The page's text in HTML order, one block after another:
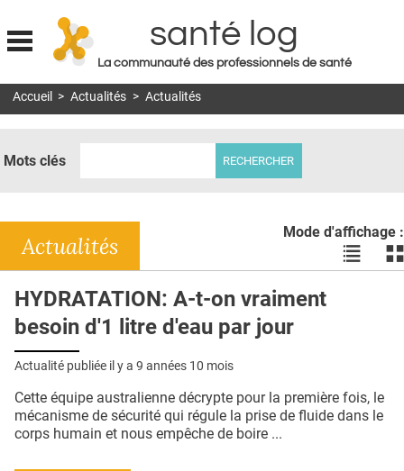
Jump to navigation
santé log
La communauté des professionnels de santé
MON COMPTE
DOSSIERS
RÉSEAUX
E-REVUE SAD
QUI SOMMES-NOUS ?
Accueil > Actualités > Actualités
Mots clés
Mode d'affichage :
Voir
les
les
Actualités
HYDRATATION: A-t-on vraiment
besoin d'1 litre d'eau par jour
Actualité publiée il y a 9 années 10 mois
Cette équipe australienne décrypte pour la première fois, le
mécanisme de sécurité qui régule la prise de fluide dans le
corps humain et nous empêche de boire ...